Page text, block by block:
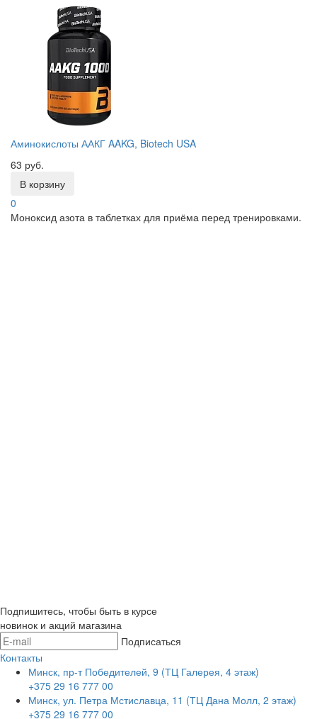
Аминокислоты ААКГ AAKG, Biotech USA
63 руб.
В корзину
0
Моноксид азота в таблетках для приёма перед тренировками.
Подпишитесь, чтобы быть в курсе
новинок и акций магазина
Подписаться
Контакты
Минск, пр-т Победителей, 9 (ТЦ Галерея, 4 этаж)
+375 29 16 777 00
Минск, ул. Петра Мстиславца, 11 (ТЦ Дана Молл, 2 этаж)
+375 29 16 777 00